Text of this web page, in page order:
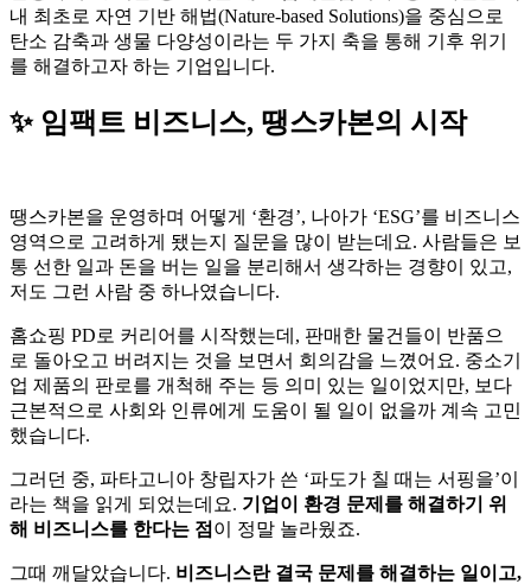
땡스카본을 운영하며 어떻게 ‘환경’, 나아가 ‘ESG’를 비즈니스
통 선한 일과 돈을 버는 일을 분리해서 생각하는 경향이 있고,
로 돌아오고 버려지는 것을 보면서 회의감을 느꼈어요. 중소기
업 제품의 판로를 개척해 주는 등 의미 있는 일이었지만, 보다
근본적으로 사회와 인류에게 도움이 될 일이 없을까 계속 고민
했습니다.
그러던 중, 파타고니아 창립자가 쓴 ‘파도가 칠 때는 서핑을’이
라는 책을 읽게 되었는데요.기업이 환경 문제를 해결하기 위
해 비즈니스를 한다는 점 이 정말 놀라웠죠.
그때 깨달았습니다.
그리고 이 문제를 풀어내는 것이야말로 진짜 의미 있는 사업이
라고 확신하게 됐습니다.
우리가 원하는 사회적 변화를 일으키면서도 비즈니스를 할 수